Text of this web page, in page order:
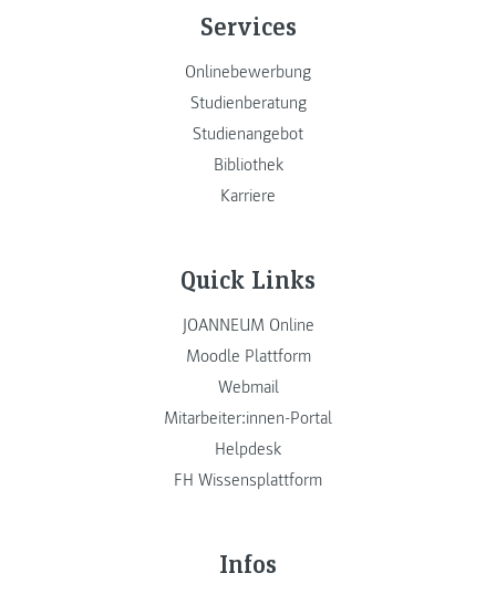
Services
Onlinebewerbung
Studienberatung
Studienangebot
Bibliothek
Karriere
Quick Links
JOANNEUM Online
Moodle Plattform
Webmail
Mitarbeiter:innen-Portal
Helpdesk
FH Wissensplattform
Infos